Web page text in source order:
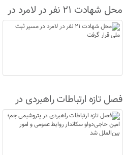
محل شهادت ۲۱ نفر در لامرد در
مسیر ثبت ملی قرار گرفت
فصل تازه ارتباطات راهبردی در
پتروشیمی جم؛ امین حاجی‌دولو
سکاندار روابط عمومی و امور